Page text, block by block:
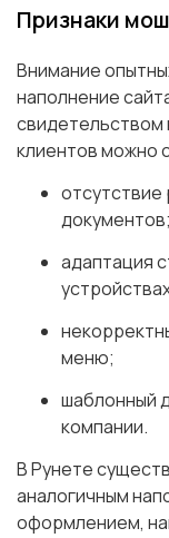
Признаки
Внимание
наполнение
свидетельством
клиентов можно
отсутствие
документов;
адаптация
меню;
шаблонный
компании.
В Рунете
аналогичным
оформлением,